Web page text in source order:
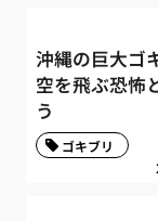
沖縄の巨大ゴ
空を飛ぶ恐怖
う
ゴキブリ